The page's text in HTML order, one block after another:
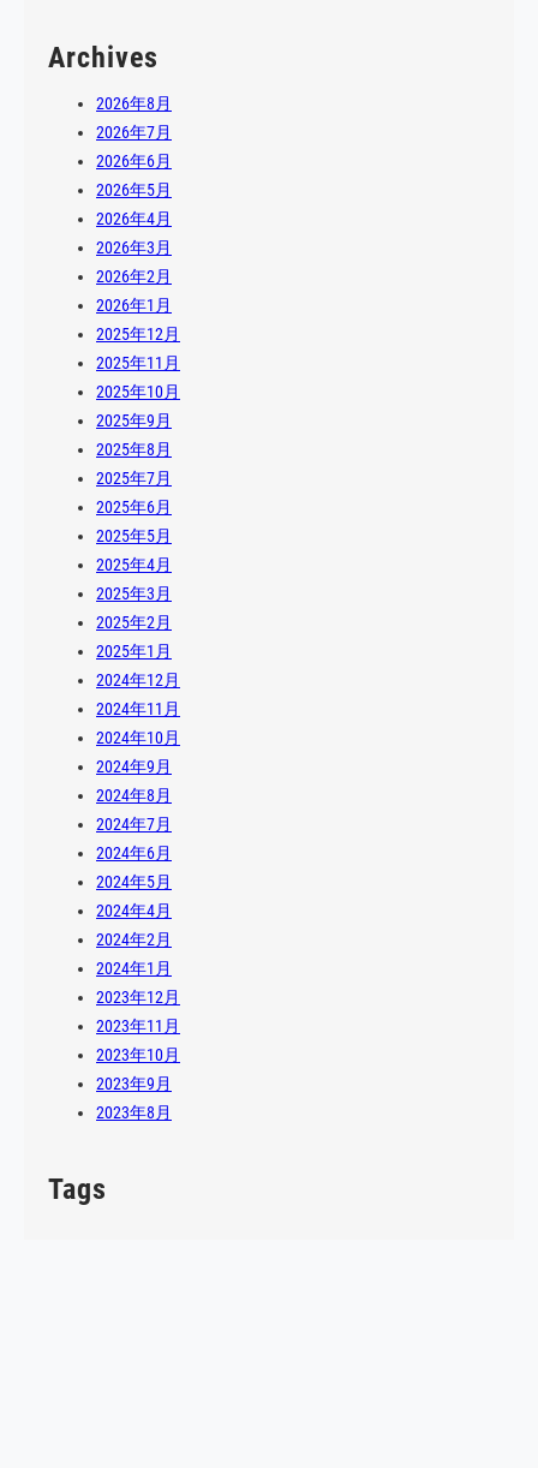
Archives
2026年8月
2026年7月
2026年6月
2026年5月
2026年4月
2026年3月
2026年2月
2026年1月
2025年12月
2025年11月
2025年10月
2025年9月
2025年8月
2025年7月
2025年6月
2025年5月
2025年4月
2025年3月
2025年2月
2025年1月
2024年12月
2024年11月
2024年10月
2024年9月
2024年8月
2024年7月
2024年6月
2024年5月
2024年4月
2024年2月
2024年1月
2023年12月
2023年11月
2023年10月
2023年9月
2023年8月
Tags